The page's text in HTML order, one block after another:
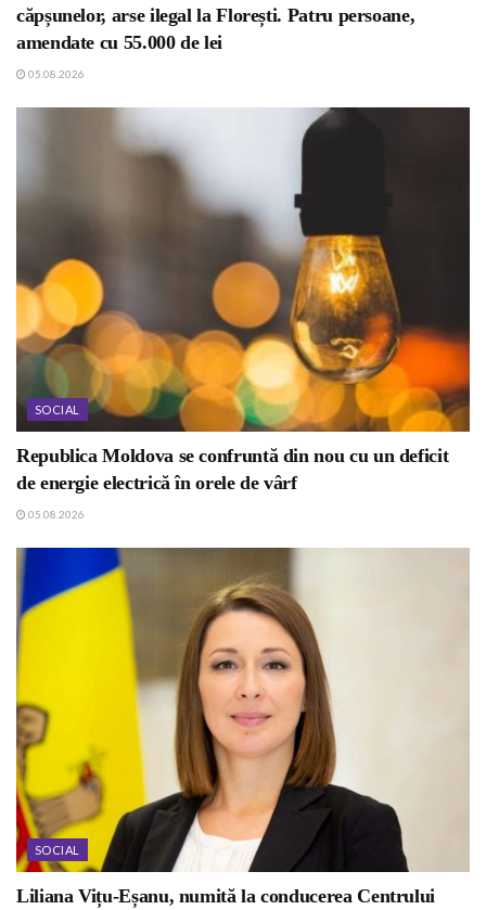
căpșunelor, arse ilegal la Florești. Patru persoane,
amendate cu 55.000 de lei
05.08.2026
SOCIAL
Republica Moldova se confruntă din nou cu un deficit
de energie electrică în orele de vârf
05.08.2026
SOCIAL
Liliana Vițu-Eșanu, numită la conducerea Centrului